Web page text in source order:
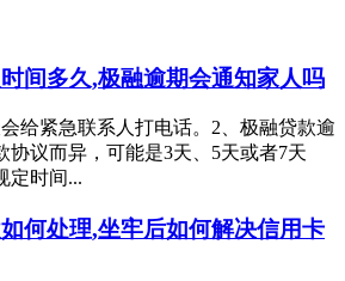
间多久,极融逾期会通知家人吗
给紧急联系人打电话。2、极融贷款逾
协议而异，可能是3天、5天或者7天
定时间...
何处理,坐牢后如何解决信用卡